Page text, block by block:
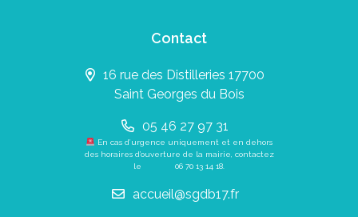
Contact
16 rue des Distilleries 17700
Saint Georges du Bois
05 46 27 97 31
En cas d’urgence uniquement et en dehors
des horaires d’ouverture de la mairie, contactez
le 06 70 13 14 18
accueil@sgdb17.fr